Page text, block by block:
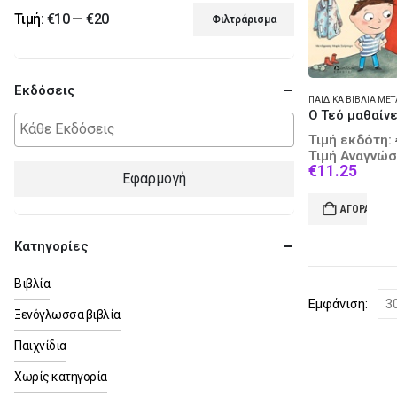
Τιμή εκδότη:
Τιμή
€11.25
is:
ΑΓΟΡΆ
Εμφάνιση:
Ελάχιστη
τιμή
Μέγιστη
τιμή
Φιλτράρισμα
Τιμή: €10—€20
Εκδόσεις
Εφαρμογή
Κατηγορίες
Βιβλία
Ξενόγλωσσα βιβλία
Παιχνίδια
Χωρίς κατηγορία